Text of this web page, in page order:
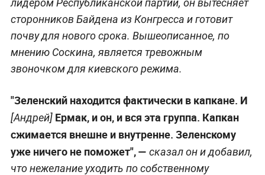
сторонников Байдена из Конгресса и готовит
почву для нового срока. Вышеописанное, по
мнению Соскина, является тревожным
звоночком для киевского режима.
"Зеленский находится фактически в капкане. И
[Андрей]Ермак, и он, и вся эта группа. Капкан
сжимается внешне и внутренне. Зеленскому
уже ничего не поможет",— сказал он и добавил,
что нежелание уходить по собственному